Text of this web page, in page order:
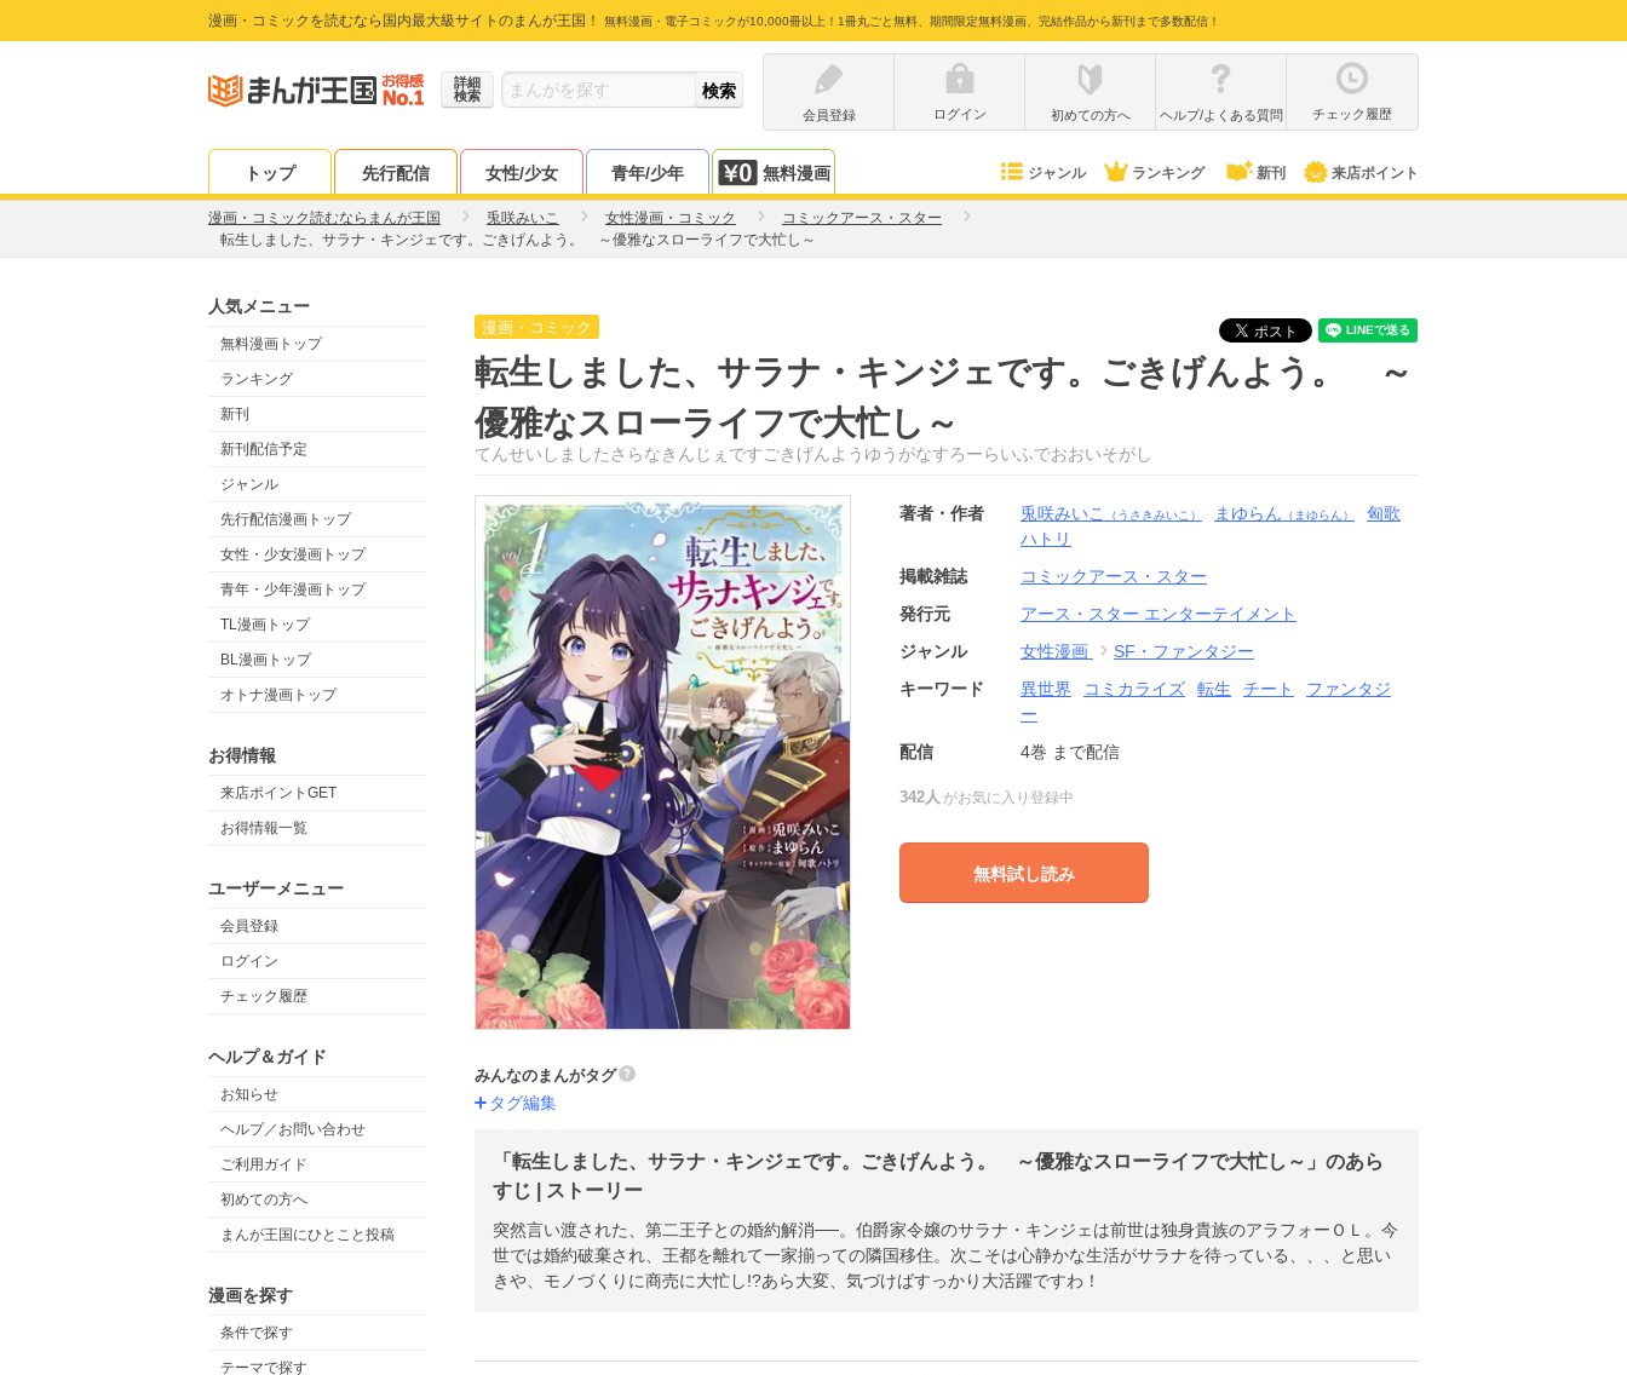
漫画・コミックを読むなら国内最大級サイトのまんが王国！ 無料漫画・電子コミックが10,000冊以上！1冊丸ごと無料、期間限定無料漫画、完結作品から新刊まで多数配信！
詳細
検索
会員登録
ログイン 初めての方へ ヘルプ/よくある質問 チェック履歴
トップ 先行配信 女性/少女 青年/少年 無料漫画 ジャンル ランキング 新刊 来店ポイント
漫画・コミック読むならまんが王国 兎咲みいこ 女性漫画・コミック
コミックアース・スター
転生しました、サラナ・キンジェです。ごきげんよう。 ～優雅なスローライフで大忙し～
人気メニュー
無料漫画トップ
ランキング
新刊
新刊配信予定
ジャンル
先行配信漫画トップ
女性・少女漫画トップ
青年・少年漫画トップ
TL漫画トップ
BL漫画トップ
オトナ漫画トップ
お得情報
来店ポイントGET
お得情報一覧
ユーザーメニュー
会員登録
ログイン
チェック履歴
ヘルプ＆ガイド
お知らせ
ヘルプ／お問い合わせ
ご利用ガイド
初めての方へ
まんが王国にひとこと投稿
漫画を探す
条件で探す
テーマで探す
漫画・コミック
転生しました、サラナ・キンジェです。ごきげんよう。 ～
優雅なスローライフで大忙し～
てんせいしましたさらなきんじぇですごきげんようゆうがなすろーらいふでおおいそがし
著者・作者 兎咲みいこ （うさきみいこ） まゆらん （まゆらん）
匈歌
ハトリ
掲載雑誌
コミックアース・スター
発行元
アース・スター エンターテイメント
ジャンル
女性漫画
SF・ファンタジー
キーワード
異世界 コミカライズ 転生 チート
ファンタジ
ー
配信
4巻 まで配信
342人 がお気に入り登録中
無料試し読み
みんなのまんがタグ
タグ編集
「転生しました、サラナ・キンジェです。ごきげんよう。 ～優雅なスローライフで大忙し～」のあら
すじ | ストーリー
突然言い渡された、第二王子との婚約解消──。伯爵家令嬢のサラナ・キンジェは前世は独身貴族のアラフォーＯＬ。今
世では婚約破棄され、王都を離れて一家揃っての隣国移住。次こそは心静かな生活がサラナを待っている、、、と思い
きや、モノづくりに商売に大忙し!?あら大変、気づけばすっかり大活躍ですわ！